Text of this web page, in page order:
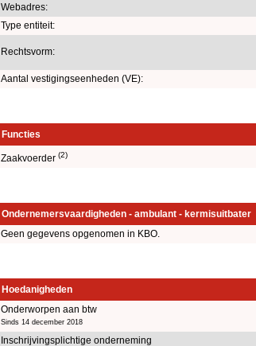
Webadres:
Type entiteit:
Rechtsvorm:
Aantal vestigingseenheden (VE):
Functies
Zaakvoerder (2)
Ondernemersvaardigheden - ambulant - kermisuitbater
Geen gegevens opgenomen in KBO.
Hoedanigheden
Onderworpen aan btw
Sinds 14 december 2018
Inschrijvingsplichtige onderneming